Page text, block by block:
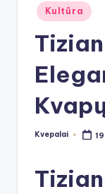
Posted
in
Kultūra
Posted
Kvepalai